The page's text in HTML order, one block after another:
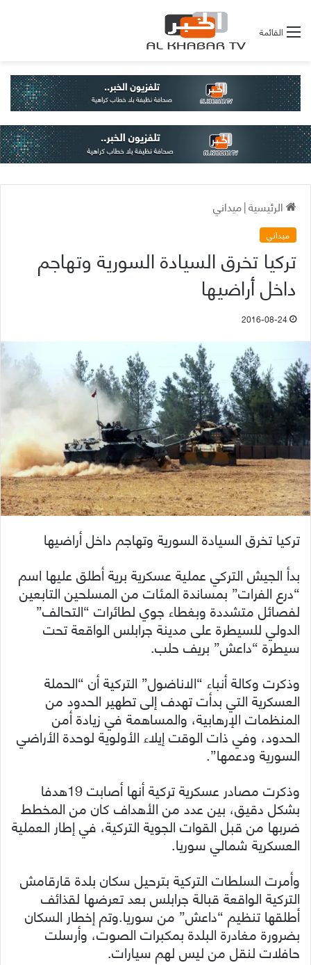
القائمة
الرئيسية|ميداني
ميداني
تركيا تخرق السيادة السورية وتهاجم
داخل أراضيها
2016-08-24
تركيا تخرق السيادة السورية وتهاجم داخل أراضيها
بدأ الجيش التركي عملية عسكرية برية أطلق عليها اسم
“درع الفرات” بمساندة المئات من المسلحين التابعين
لفصائل متشددة وبغطاء جوي لطائرات “التحالف”
الدولي للسيطرة على مدينة جرابلس الواقعة تحت
سيطرة “داعش” بريف حلب.
وذكرت وكالة أنباء “الاناضول” التركية أن “الحملة
العسكرية التي بدأت تهدف إلى تطهير الحدود من
المنظمات الإرهابية، والمساهمة في زيادة أمن
الحدود، وفي ذات الوقت إيلاء الأولوية لوحدة الأراضي
السورية ودعمها”.
وذكرت مصادر عسكرية تركية أنها أصابت 19هدفا
بشكل دقيق، بين عدد من الأهداف كان من المخطط
ضربها من قبل القوات الجوية التركية، في إطار العملية
العسكرية شمالي سوريا.
وأمرت السلطات التركية بترحيل سكان بلدة قارقامش
التركية الواقعة قبالة جرابلس بعد تعرضها لقذائف
أطلقها تنظيم “داعش” من سوريا.وتم إخطار السكان
بضرورة مغادرة البلدة بمكبرات الصوت، وأرسلت
حافلات لنقل من ليس لهم سيارات.